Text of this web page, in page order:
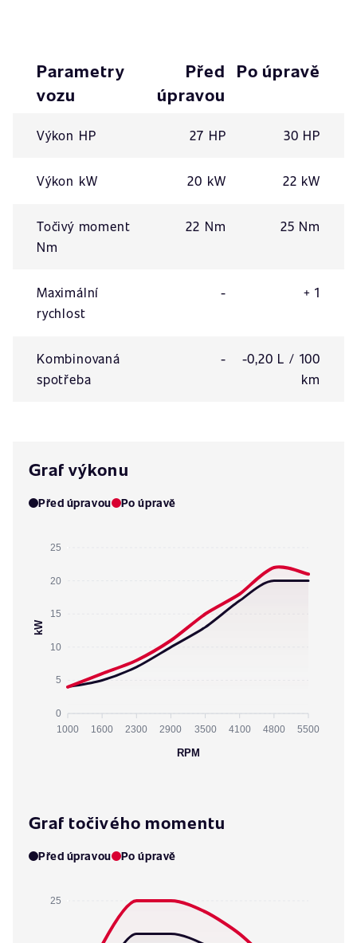
Parametry
vozu
Před
úpravou
Po úpravě
Výkon HP 27 HP 30 HP
Výkon kW 20 kW 22 kW
Točivý moment
Nm
22 Nm 25 Nm
Maximální
rychlost
- + 1
Kombinovaná
spotřeba
-
-0,20 L / 100
km
Graf výkonu
Před úpravou Po úpravě
25
20
15
10
5
0
kW
1000 1600 2300 2900 3500 4100 4800 5500
RPM
Graf točivého momentu
Před úpravou Po úpravě
25